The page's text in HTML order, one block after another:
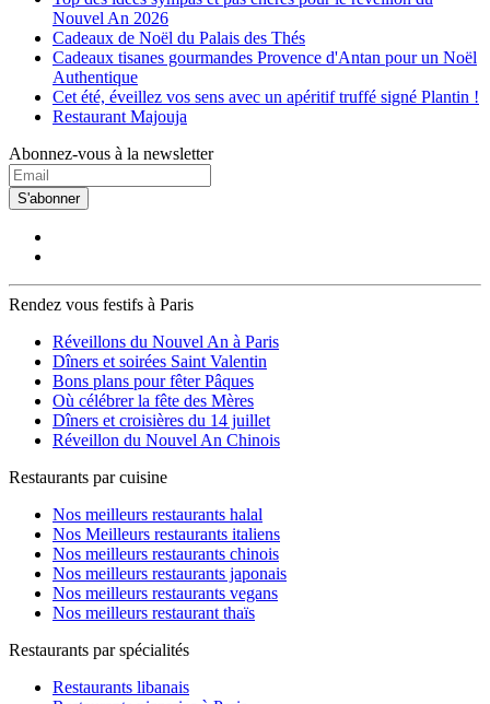
Nouvel An 2026
Cadeaux de Noël du Palais des Thés
Cadeaux tisanes gourmandes Provence d'Antan pour un Noël
Authentique
Cet été, éveillez vos sens avec un apéritif truffé signé Plantin !
Restaurant Majouja
Abonnez-vous à la newsletter
S'abonner
Rendez vous festifs à Paris
Réveillons du Nouvel An à Paris
Dîners et soirées Saint Valentin
Bons plans pour fêter Pâques
Où célébrer la fête des Mères
Dîners et croisières du 14 juillet
Réveillon du Nouvel An Chinois
Restaurants par cuisine
Nos meilleurs restaurants halal
Nos Meilleurs restaurants italiens
Nos meilleurs restaurants chinois
Nos meilleurs restaurants japonais
Nos meilleurs restaurants vegans
Nos meilleurs restaurant thaïs
Restaurants par spécialités
Restaurants libanais